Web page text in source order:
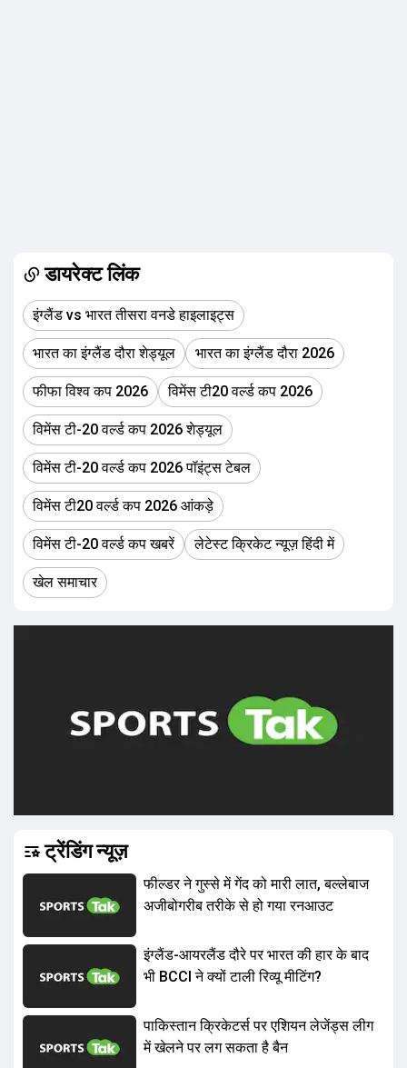
डायरेक्ट लिंक
इंग्लैंड vs भारत तीसरा वनडे हाइलाइट्स
भारत का इंग्लैंड दौरा शेड्यूल भारत का इंग्लैंड दौरा 2026
फीफा विश्व कप 2026 विमेंस टी20 वर्ल्ड कप 2026
विमेंस टी-20 वर्ल्ड कप 2026 शेड्यूल
विमेंस टी-20 वर्ल्ड कप 2026 पॉइंट्स टेबल
विमेंस टी20 वर्ल्ड कप 2026 आंकड़े
विमेंस टी-20 वर्ल्ड कप खबरें लेटेस्ट क्रिकेट न्यूज़ हिंदी में
खेल समाचार
ट्रेंडिंग न्यूज़
फील्डर ने गुस्से में गेंद को मारी लात, बल्लेबाज
अजीबोगरीब तरीके से हो गया रनआउट
इंग्लैंड-आयरलैंड दौरे पर भारत की हार के बाद
भी BCCI ने क्यों टाली रिव्यू मीटिंग?
पाकिस्तान क्रिकेटर्स पर एशियन लेजेंड्स लीग
में खेलने पर लग सकता है बैन